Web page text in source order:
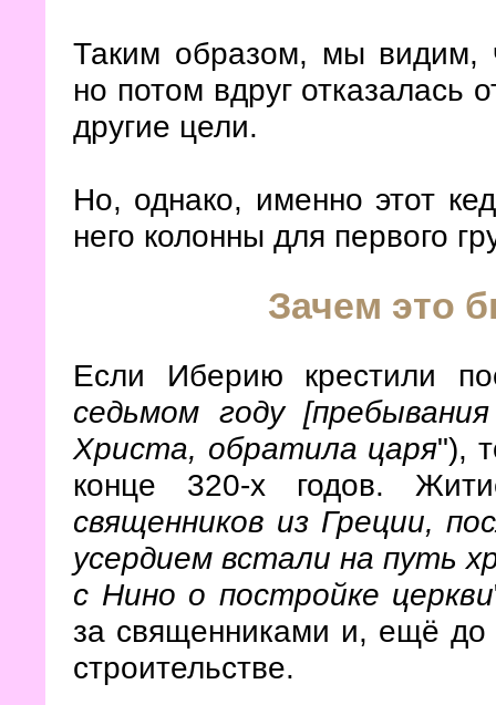
Таким образом, мы видим,
но потом вдруг отказалась
другие цели.
Но, однако, именно этот
него колонны для первого
Зачем это
Если Иберию крестили
седьмом году
Христа, обратила царя"),
конце 320-х годов.
священников из Греции,
усердием встали на путь
с Нино о постройке церкви
за священниками и, ещё до
строительстве.